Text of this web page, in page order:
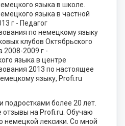
языка в школе.
языка в частной
г - Педагог
по немецкому языку
клубов Октябрьского
2008-2009 г -
языка в центре
2013 по настоящее
языку, Profi.ru
подростками более 20 лет.
отзывы на Profi.ru. Обучаю
лексики. Со мной